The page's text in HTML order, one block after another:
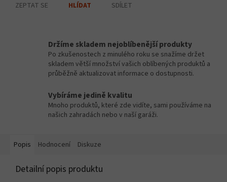
ZEPTAT SE HLÍDAT SDÍLET
Držíme skladem nejoblíbenější produkty
Po zkušenostech z minulého roku se snažíme držet
skladem větší množství vašich oblíbených produktů a
průběžně aktualizovat informace o dostupnosti.
Vybíráme jedině kvalitu
Mnoho produktů, které zde vidíte, sami používáme na
našich zahradách nebo v naší garáži.
Popis Hodnocení Diskuze
Detailní popis produktu